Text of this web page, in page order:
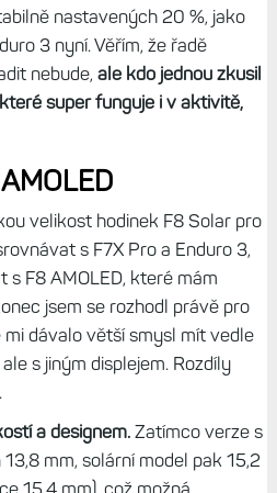
nastavených 20 %, jako
3 nyní. Věřím, že řadě
nebude, ale kdo jednou zkusil
super funguje i v aktivitě,